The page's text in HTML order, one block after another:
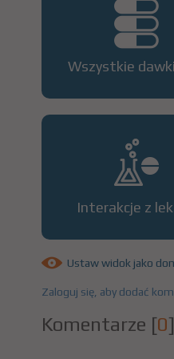
Wszystkie
Interakcje z
Ustaw widok jako
Zaloguj się, aby dodać
Komentarze [0]